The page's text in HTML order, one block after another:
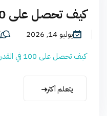
كيف تحصل على 100 في القدرات؟
يوليو 14, 2026
كيف تحصل على 100 في القدرات؟ كيف تحصل على 100...
يتعلم أكثر